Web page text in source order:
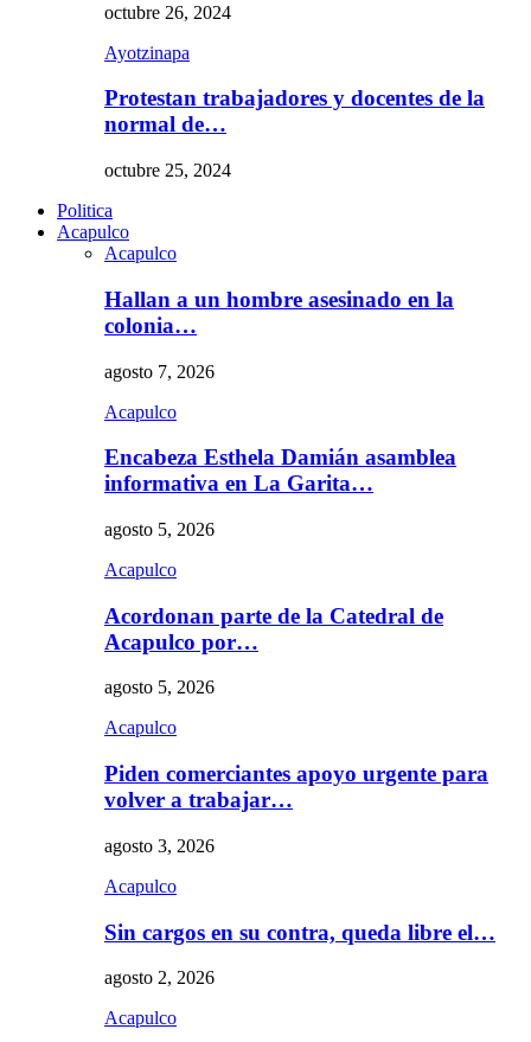
octubre 26, 2024
Ayotzinapa
Protestan trabajadores y docentes de la
normal de…
octubre 25, 2024
Politica
Acapulco
Acapulco
Hallan a un hombre asesinado en la
colonia…
agosto 7, 2026
Acapulco
Encabeza Esthela Damián asamblea
informativa en La Garita…
agosto 5, 2026
Acapulco
Acordonan parte de la Catedral de
Acapulco por…
agosto 5, 2026
Acapulco
Piden comerciantes apoyo urgente para
volver a trabajar…
agosto 3, 2026
Acapulco
Sin cargos en su contra, queda libre el…
agosto 2, 2026
Acapulco